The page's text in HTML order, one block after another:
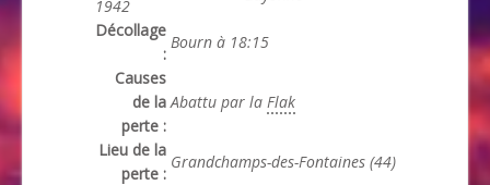
1942
Décollage
:
Bourn à 18:15
Causes
de la
perte :
Abattu par la Flak
Lieu de la
perte :
Grandchamps-des-Fontaines (44)